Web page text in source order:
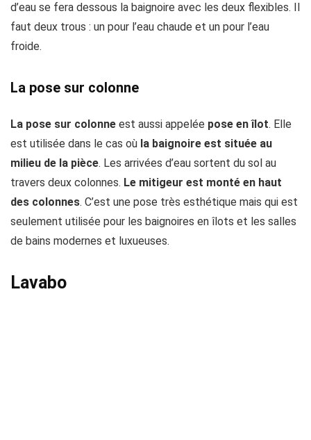
d’eau se fera dessous la baignoire avec les deux flexibles. Il
faut deux trous : un pour l’eau chaude et un pour l’eau
froide.
La pose sur colonne
La pose sur colonne est aussi appelée pose en îlot. Elle
est utilisée dans le cas où la baignoire est située au
milieu de la pièce. Les arrivées d’eau sortent du sol au
travers deux colonnes. Le mitigeur est monté en haut
des colonnes. C’est une pose très esthétique mais qui est
seulement utilisée pour les baignoires en îlots et les salles
de bains modernes et luxueuses.
Lavabo